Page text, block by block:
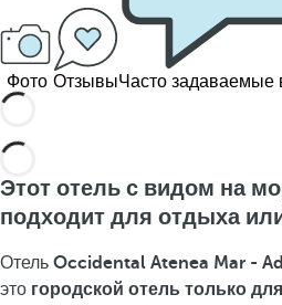
Фото ОтзывыЧасто задаваемые
Этот отель с видом на
подходит для отдыха
Отель Occidental Atenea Mar -
это городской отель только